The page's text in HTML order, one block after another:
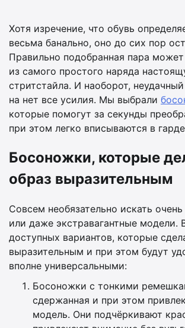
Хотя изречение, что обувь
весьма банально, оно до сих пор
Правильно подобранная пара
из самого простого наряда
стритстайла. И наоборот,
на нет все усилия. Мы выбрали
которые помогут за секунды
при этом легко вписываются в
Босоножки, которые
образ выразительным
Совсем необязательно искать
или даже экстравагантные модели.
доступных вариантов, которые
выразительным и при этом будут
вполне универсальными:
Босоножки с тонкими
сдержанная и при этом
модель. Они подчёркивают